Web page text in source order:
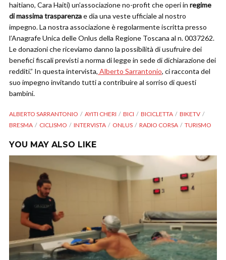
haitiano, Cara Haiti) un’associazione no-profit che operi in regime
di massima trasparenzae dia una veste ufficiale al nostro
impegno. La nostra associazione è regolarmente iscritta presso
l’Anagrafe Unica delle Onlus della Regione Toscana al n. 0037262.
Le donazioni che riceviamo danno la possibilità di usufruire dei
benefici fiscali previsti a norma di legge in sede di dichiarazione dei
redditi.” In questa intervista, Alberto Sarrantonio, ci racconta del
suo impegno invitando tutti a contribuire al sorriso di questi
bambini.
ALBERTO SARRANTONIO AYITI CHERI BICI BICICLETTA
BIKETV
BRESMA
CICLISMO INTERVISTA ONLUS RADIO CORSA TURISMO
YOU MAY ALSO LIKE